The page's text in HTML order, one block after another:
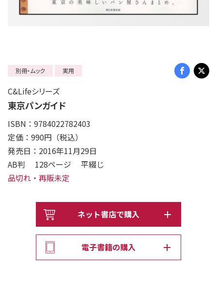
別冊・ムック 実用
C&Lifeシリーズ
東京パンガイド
ISBN：9784022782403
定価：990円（税込）
発売日：2016年11月29日
AB判 128ページ 平綴じ
品切れ・再販未定
ネット書店で購入
電子書籍の購入